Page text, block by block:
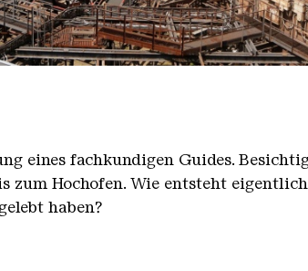
Gasometer im Hintergrund
Heinrich Veith
eines fachkundigen Guides.
zum Hochofen. Wie entsteht
haben?